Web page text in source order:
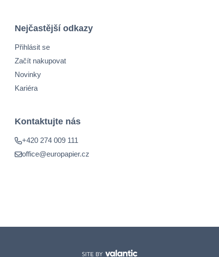
Nejčastější odkazy
Přihlásit se
Začít nakupovat
Novinky
Kariéra
Kontaktujte nás
+420 274 009 111
office@europapier.cz